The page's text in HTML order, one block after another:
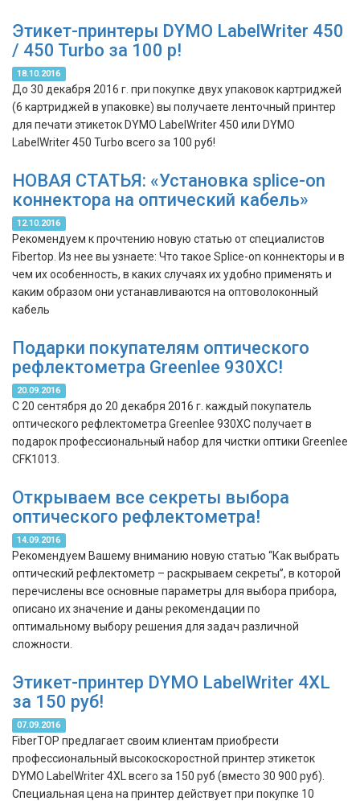
Этикет-принтеры DYMO LabelWriter 450
/ 450 Turbo за 100 р!
18.10.2016
До 30 декабря 2016 г. при покупке двух упаковок картриджей
(6 картриджей в упаковке) вы получаете ленточный принтер
для печати этикеток DYMO LabelWriter 450 или DYMO
LabelWriter 450 Turbo всего за 100 руб!
НОВАЯ СТАТЬЯ: «Установка splice-on
коннектора на оптический кабель»
12.10.2016
Рекомендуем к прочтению новую статью от специалистов
Fibertop. Из нее вы узнаете: Что такое Splice-on коннекторы и в
чем их особенность, в каких случаях их удобно применять и
каким образом они устанавливаются на оптоволоконный
кабель
Подарки покупателям оптического
рефлектометра Greenlee 930XC!
20.09.2016
С 20 сентября до 20 декабря 2016 г. каждый покупатель
оптического рефлектометра Greenlee 930XC получает в
подарок профессиональный набор для чистки оптики Greenlee
CFK1013.
Открываем все секреты выбора
оптического рефлектометра!
14.09.2016
Рекомендуем Вашему вниманию новую статью “Как выбрать
оптический рефлектометр – раскрываем секреты”, в которой
перечислены все основные параметры для выбора прибора,
описано их значение и даны рекомендации по
оптимальному выбору решения для задач различной
сложности.
Этикет-принтер DYMO LabelWriter 4XL
за 150 руб!
07.09.2016
FiberTOP предлагает своим клиентам приобрести
профессиональный высокоскоростной принтер этикеток
DYMO LabelWriter 4XL всего за 150 руб (вместо 30 900 руб).
Специальная цена на принтер действует при покупке 10